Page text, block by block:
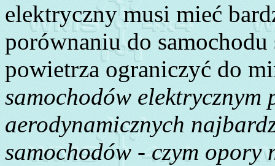
elektryczny musi mieć
porównaniu do
powietrza ograniczyć do
samochodów
aerodynamicznych
samochodów - czym opory